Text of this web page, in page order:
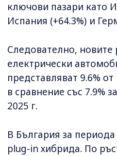
ключови пазари като
Испания (+64.3%) и
Следователно,
електрически
представляват 9.6%
в сравнение със 7.9%
2025 г.
В България за
plug-in хибрида. По